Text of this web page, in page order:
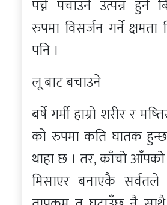
पच्ने पचाउने उत्पन्न हुने
रुपमा विसर्जन गर्ने
पनि ।
लू बाट बचाउने
बर्षे गर्मी हाम्रो शरीर र
को रुपमा कति घातक
थाहा छ । तर, काँचो आँपको
मिसाएर बनाएकै सर्वतले